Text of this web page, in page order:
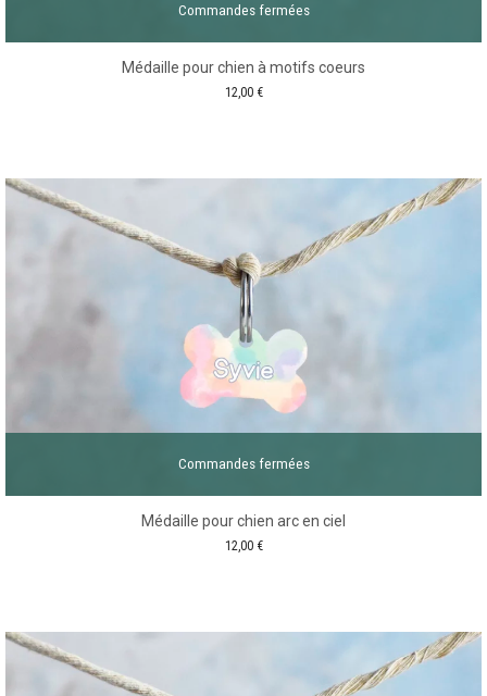
Commandes fermées
Médaille pour chien à motifs coeurs
12,00 €
Commandes fermées
Médaille pour chien arc en ciel
12,00 €